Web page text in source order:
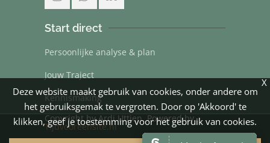
Start direct
Persoonlijke analyse & plan
Jouw Traject
Kennismaking
Copyright by Ardi Uttien. Powered by
Tijdvooreensite.nl
Deze website maakt gebruik van cookies, onder andere om
het gebruiksgemak te vergroten. Door op 'Akkoord' te
klikken, geef je toestemming voor het gebruik van cookies.
X